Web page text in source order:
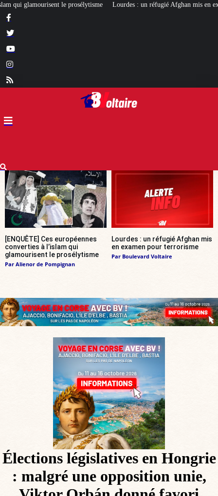
Lourdes : un réfugié Afghan mis en examen pour terrorisme Les calvaires
[ENQUÊTE] Ces européennes
converties à l’islam qui
glamourisent le prosélytisme
Par Alienor de Pompignan
Lourdes : un réfugié Afghan mis
en examen pour terrorisme
Par Boulevard Voltaire
Élections législatives en Hongrie
: malgré une opposition unie,